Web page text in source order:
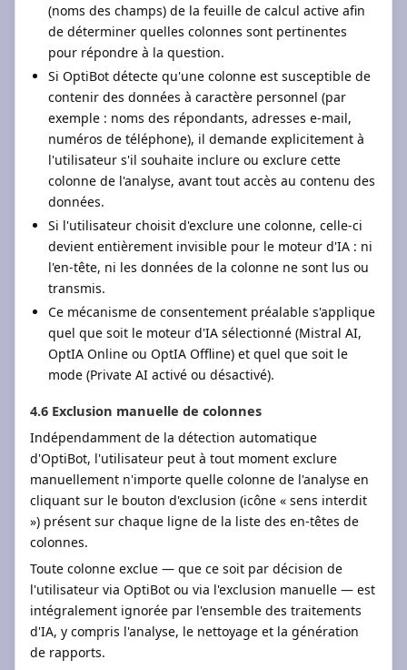
(noms des champs) de la feuille de calcul active afin
de déterminer quelles colonnes sont pertinentes
pour répondre à la question.
Si OptiBot détecte qu'une colonne est susceptible de
contenir des données à caractère personnel (par
exemple : noms des répondants, adresses e-mail,
numéros de téléphone), il demande explicitement à
l'utilisateur s'il souhaite inclure ou exclure cette
colonne de l'analyse, avant tout accès au contenu des
données.
Si l'utilisateur choisit d'exclure une colonne, celle-ci
devient entièrement invisible pour le moteur d'IA : ni
l'en-tête, ni les données de la colonne ne sont lus ou
transmis.
Ce mécanisme de consentement préalable s'applique
quel que soit le moteur d'IA sélectionné (Mistral AI,
OptIA Online ou OptIA Offline) et quel que soit le
mode (Private AI activé ou désactivé).
4.6 Exclusion manuelle de colonnes
Indépendamment de la détection automatique
d'OptiBot, l'utilisateur peut à tout moment exclure
manuellement n'importe quelle colonne de l'analyse en
cliquant sur le bouton d'exclusion (icône « sens interdit
») présent sur chaque ligne de la liste des en-têtes de
colonnes.
Toute colonne exclue — que ce soit par décision de
l'utilisateur via OptiBot ou via l'exclusion manuelle — est
intégralement ignorée par l'ensemble des traitements
d'IA, y compris l'analyse, le nettoyage et la génération
de rapports.